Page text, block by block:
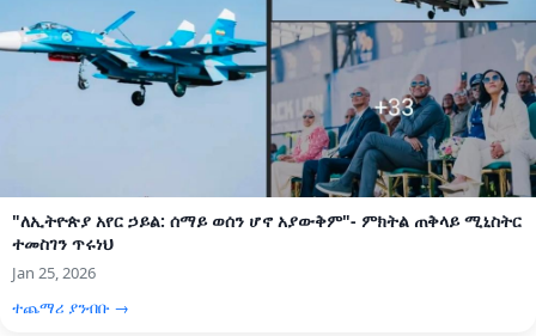
"ለኢትዮጵያ አየር ኃይል: ሰማይ ወሰን ሆኖ አያውቅም"- ምክትል ጠቅላይ ሚኒስትር
ተመስገን ጥሩነህ
Jan 25, 2026
ተጨማሪ ያንብቡ →